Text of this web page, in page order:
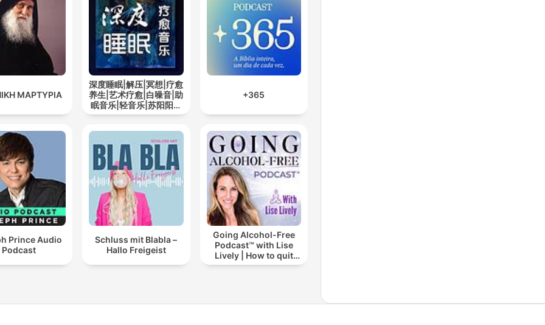
ΜΑΡΤΥΡΙΑ
深度睡眠|解压|冥想|疗愈
养生|艺术疗愈|白噪音|助
眠音乐|轻音乐|苏阳阳频
道
+365
Prince Audio
Podcast
Schluss mit Blabla –
Hallo Freigeist
Going Alcohol-Free
Podcast™ with Lise
Lively | How to quit
drinking alcohol